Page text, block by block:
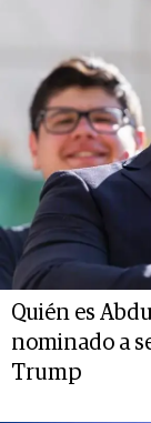
Quién es
nominado a
Trump